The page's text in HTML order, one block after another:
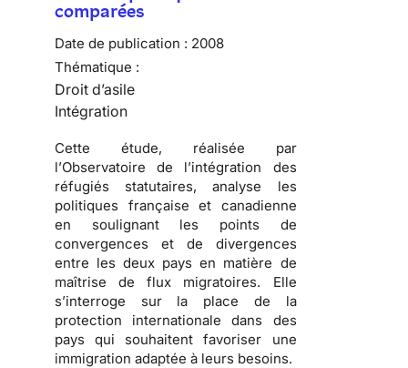
comparées
Date de publication : 2008
Thématique :
Droit d’asile
Intégration
Cette étude, réalisée par
l’Observatoire de l’intégration des
réfugiés statutaires, analyse les
politiques française et canadienne
en soulignant les points de
convergences et de divergences
entre les deux pays en matière de
maîtrise deflux migratoires. Elle
s’interroge sur la place de la
protection internationale dans des
pays qui souhaitent favoriser une
immigration adaptée à leurs besoins.